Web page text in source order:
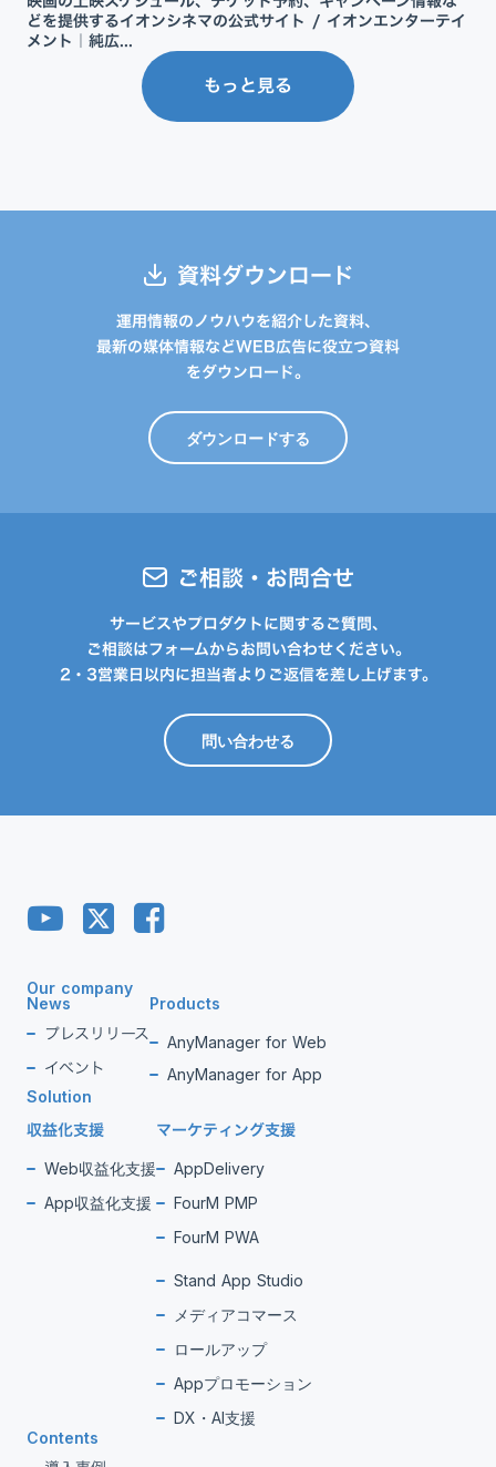
どを提供するイオンシネマの公式サイト / イオンエンターテイ
メント｜純広...
もっと見る
資料ダウンロード
運用情報のノウハウを紹介した資料、
最新の媒体情報などWEB広告に役立つ資料
をダウンロード。
ダウンロードする
ご相談・お問合せ
サービスやプロダクトに関するご質問、
ご相談はフォームからお問い合わせください。
2・3営業日以内に担当者よりご返信を差し上げます。
問い合わせる
Our company
News
プレスリリース
イベント
Products
AnyManager for Web
AnyManager for App
Solution
収益化支援
Web収益化支援
App収益化支援
マーケティング支援
AppDelivery
FourM PMP
FourM PWA
Stand App Studio
メディアコマース
ロールアップ
Appプロモーション
DX・AI支援
Contents